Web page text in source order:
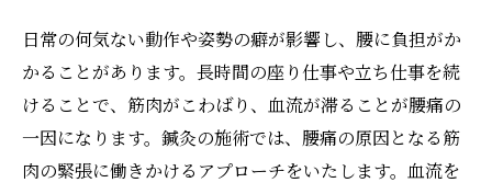
日常の何気ない動作や姿勢の癖が影響し、腰に負担がか
かることがあります。長時間の座り仕事や立ち仕事を続
けることで、筋肉がこわばり、血流が滞ることが腰痛の
一因になります。鍼灸の施術では、腰痛の原因となる筋
肉の緊張に働きかけるアプローチをいたします。血流を